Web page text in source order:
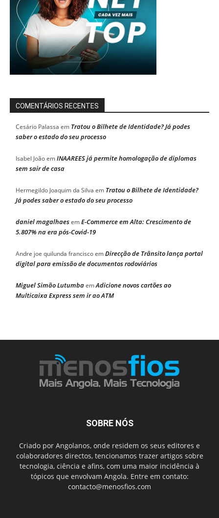
COMENTÁRIOS RECENTES
Cesário Palassa em Tratou o Bilhete de Identidade? Já podes
saber o estado do seu processo
Isabel JoãoemINAAREES já permite homologação de diplomas
sem sair de casa
Hermegildo Joaquim da Silva em Tratou o Bilhete de Identidade?
Já podes saber o estado do seu processo
daniel magalhaesemE-Commerce em Alta: Crescimento de
5.807% na era pós-Covid-19
Andre joe quilunda franciscoemDirecção de Trânsito lança portal
digital para emissão de documentos rodoviários
Miguel Simão LutumbaemAdicione novos cartões ao
Multicaixa Express sem ir ao ATM
SOBRE NÓS
Criado por Angolanos, onde residem os seus editores e
colaboradores directos, tencionamos trazer artigos sobre
tecnologia, ciência e afins, com uma maior incidência à
tópicos que envolvam Angola. Entre em contato:
contacto@menosfios.com